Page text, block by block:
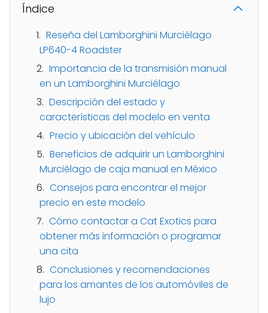
Índice
Reseña del Lamborghini Murciélago
LP640-4 Roadster
Importancia de la transmisión manual
en un Lamborghini Murciélago
Descripción del estado y
características del modelo en venta
Precio y ubicación del vehículo
Beneficios de adquirir un Lamborghini
Murciélago de caja manual en México
Consejos para encontrar el mejor
precio en este modelo
Cómo contactar a Cat Exotics para
obtener más información o programar
una cita
Conclusiones y recomendaciones
para los amantes de los automóviles de
lujo